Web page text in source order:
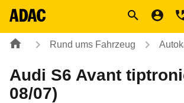
Rund ums Fahrzeug
Audi S6 Avant
08/07)